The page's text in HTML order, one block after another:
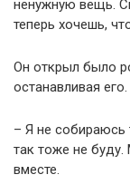
ненужную вещь.
теперь хочешь,
Он открыл было
останавливая его.
– Я не собираюсь
так тоже не
вместе.